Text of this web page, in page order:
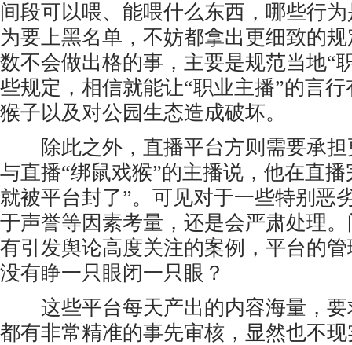
间段可以喂、能喂什么东西，哪些行
为要上黑名单，不妨都拿出更细致的
数不会做出格的事，主要是规范当地“
些规定，相信就能让“职业主播”的言
猴子以及对公园生态造成破坏。
除此之外，直播平台方则需要承担
与直播“绑鼠戏猴”的主播说，他在直
就被平台封了”。可见对于一些特别恶
于声誉等因素考量，还是会严肃处理
有引发舆论高度关注的案例，平台的
没有睁一只眼闭一只眼？
这些平台每天产出的内容海量，要
都有非常精准的事先审核，显然也不